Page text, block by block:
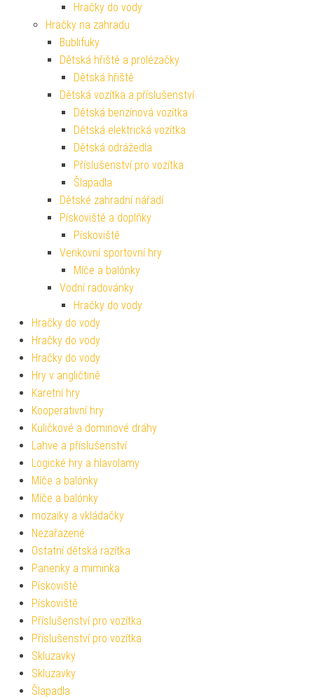
Hračky do vody
Hračky na zahradu
Bublifuky
Dětská hřiště a prolézačky
Dětská hřiště
Dětská vozítka a příslušenství
Dětská benzínová vozítka
Dětská elektrická vozítka
Dětská odrážedla
Příslušenství pro vozítka
Šlapadla
Dětské zahradní nářadí
Pískoviště a doplňky
Pískoviště
Venkovní sportovní hry
Míče a balónky
Vodní radovánky
Hračky do vody
Hračky do vody
Hračky do vody
Hračky do vody
Hry v angličtině
Karetní hry
Kooperativní hry
Kuličkové a dominové dráhy
Lahve a příslušenství
Logické hry a hlavolamy
Míče a balónky
Míče a balónky
mozaiky a vkládačky
Nezařazené
Ostatní dětská razítka
Panenky a miminka
Pískoviště
Pískoviště
Příslušenství pro vozítka
Příslušenství pro vozítka
Skluzavky
Skluzavky
Šlapadla